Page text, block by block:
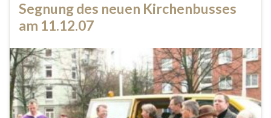
Segnung des neuen Kirchenbusses
am 11.12.07